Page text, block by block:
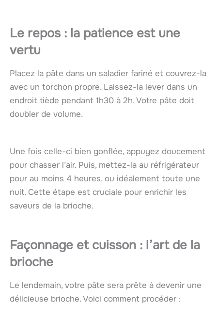
Le repos : la patience est une
vertu
Placez la pâte dans un saladier fariné et couvrez-la
avec un torchon propre. Laissez-la lever dans un
endroit tiède pendant 1h30 à 2h. Votre pâte doit
doubler de volume.
Une fois celle-ci bien gonflée, appuyez doucement
pour chasser l’air. Puis, mettez-la au réfrigérateur
pour au moins 4 heures, ou idéalement toute une
nuit. Cette étape est cruciale pour enrichir les
saveurs de la brioche.
Façonnage et cuisson : l’art de la
brioche
Le lendemain, votre pâte sera prête à devenir une
délicieuse brioche. Voici comment procéder :